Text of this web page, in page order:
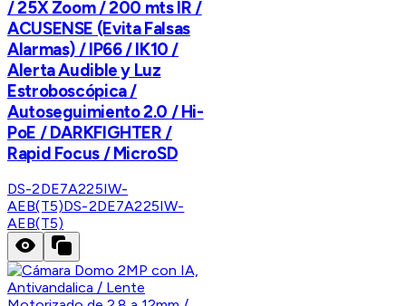
/ 25X Zoom / 200 mts IR /
ACUSENSE (Evita Falsas
Alarmas) / IP66 / IK10 /
Alerta Audible y Luz
Estroboscópica /
Autoseguimiento 2.0 / Hi-
PoE / DARKFIGHTER /
Rapid Focus / MicroSD
DS-2DE7A225IW-
AEB(T5)DS-2DE7A225IW-
AEB(T5)